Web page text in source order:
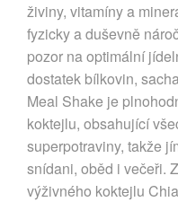
živiny, vitamíny a
fyzicky a duševně
pozor na optimální
dostatek bílkovin,
Meal Shake je
koktejlu, obsahující
superpotraviny, takže
snídani, oběd i večeři.
výživného koktejlu